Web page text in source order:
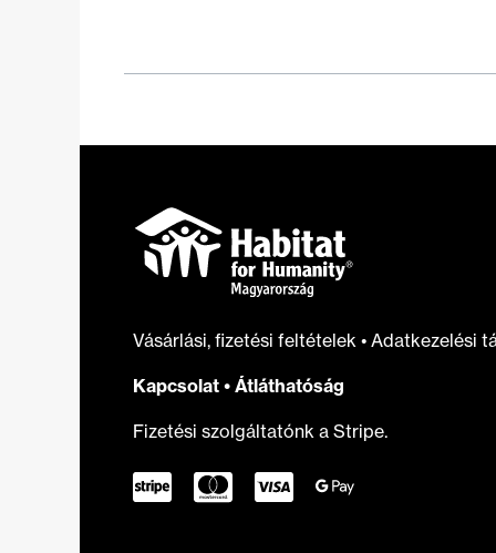
Vásárlási, fizetési feltételek • Adatkezelési
Kapcsolat • Átláthatóság
Fizetési szolgáltatónk a Stripe.